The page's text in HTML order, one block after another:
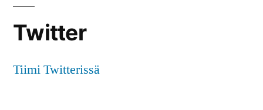
Twitter
Tiimi Twitterissä